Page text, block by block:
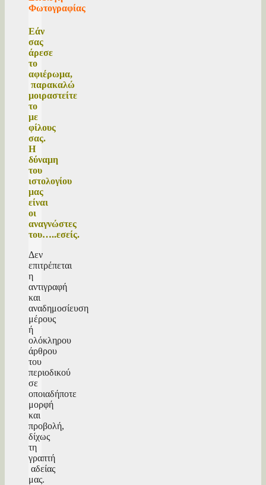
Φωτογραφίας
Εάν
σας
άρεσε
το
αφιέρωμα,
παρακαλώ
μοιραστείτε
το
με
φίλους
σας.
Η
δύναμη
του
ιστολογίου
μας
είναι
οι
αναγνώστες
του…..εσείς.
Δεν
επιτρέπεται
η
αντιγραφή
και
αναδημοσίευση
μέρους
ή
ολόκληρου
άρθρου
του
περιοδικού
σε
οποιαδήποτε
μορφή
και
προβολή,
δίχως
τη
γραπτή
αδείας
μας.